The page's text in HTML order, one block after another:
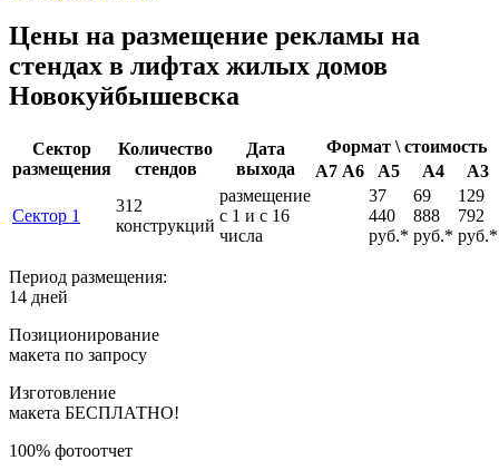
Цены на размещение рекламы на
cтендах в лифтах жилых домов
Новокуйбышевска
Сектор
размещения
Количество
стендов
Дата
выхода
Формат \ стоимость
А7 А6 А5 А4 А3
Сектор 1
312
конструкций
размещение
с 1 и с 16
числа
37
440
руб.*
69
888
руб.*
129
792
руб.*
Период размещения:
14 дней
Позиционирование
макета по запросу
Изготовление
макета БЕСПЛАТНО!
100% фотоотчет